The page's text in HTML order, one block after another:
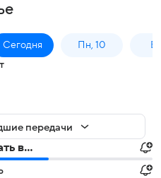
Сегодня Пн, 10
передачи
в...